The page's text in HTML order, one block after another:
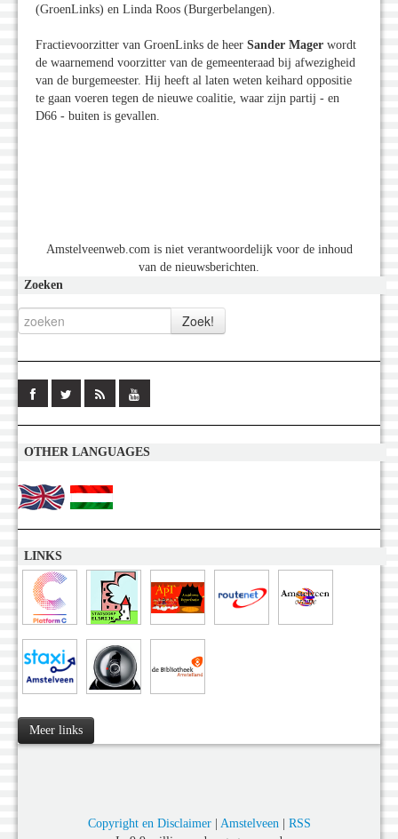
(GroenLinks) en Linda Roos (Burgerbelangen).
Fractievoorzitter van GroenLinks de heer Sander Mager wordt
de waarnemend voorzitter van de gemeenteraad bij afwezigheid
van de burgemeester. Hij heeft al laten weten keihard oppositie
te gaan voeren tegen de nieuwe coalitie, waar zijn partij - en
D66 - buiten is gevallen.
Amstelveenweb.com is niet verantwoordelijk voor de inhoud
van de nieuwsberichten.
Zoeken
OTHER LANGUAGES
LINKS
Meer links
Copyright en Disclaimer| Amstelveen| RSS